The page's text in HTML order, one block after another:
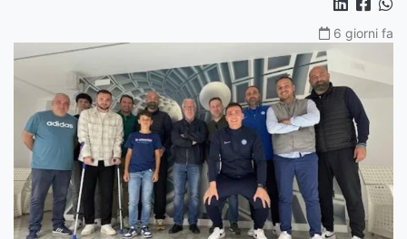
6 giorni fa